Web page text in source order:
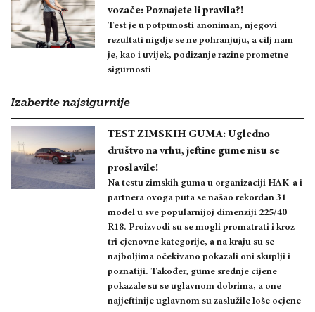
vozače: Poznajete li pravila?!
Test je u potpunosti anoniman, njegovi
rezultati nigdje se ne pohranjuju, a cilj nam
je, kao i uvijek, podizanje razine prometne
sigurnosti
Izaberite najsigurnije
TEST ZIMSKIH GUMA: Ugledno
društvo na vrhu, jeftine gume nisu se
proslavile!
Na testu zimskih guma u organizaciji HAK-a i
partnera ovoga puta se našao rekordan 31
model u sve popularnijoj dimenziji 225/40
R18. Proizvodi su se mogli promatrati i kroz
tri cjenovne kategorije, a na kraju su se
najboljima očekivano pokazali oni skuplji i
poznatiji. Također, gume srednje cijene
pokazale su se uglavnom dobrima, a one
najjeftinije uglavnom su zaslužile loše ocjene